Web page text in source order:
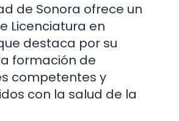
de Sonora ofrece un
Licenciatura en
destaca por su
formación de
competentes y
con la salud de la